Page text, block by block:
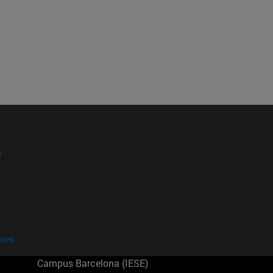
Campus Barcelona (IESE)